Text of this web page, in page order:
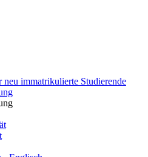
immatrikulierte Studierende